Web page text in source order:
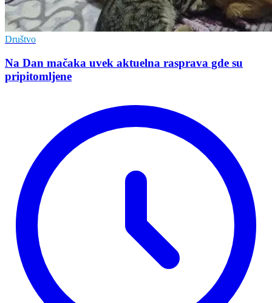
Društvo
Na Dan mačaka uvek aktuelna rasprava gde su
pripitomljene